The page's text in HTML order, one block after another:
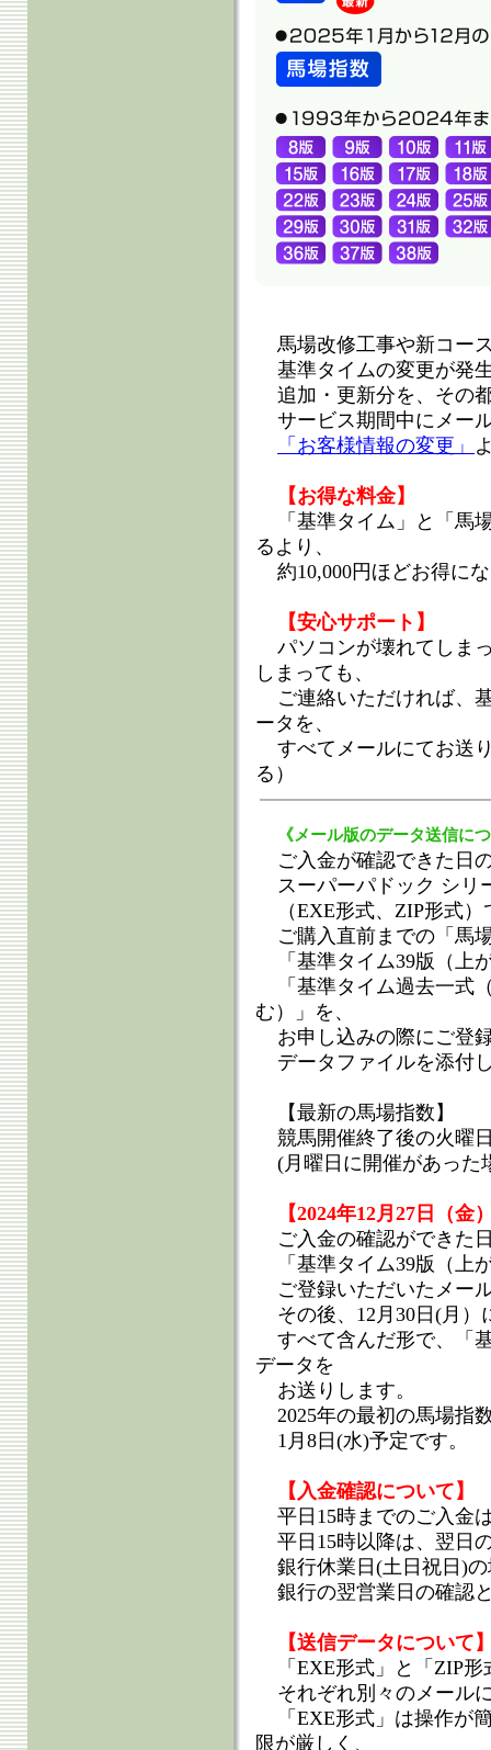
馬場改修工事や新コー
基準タイムの変更が発
追加・更新分を、その
サービス期間中にメー
「お客様情報の変更」
【お得な料金】
「基準タイム」と「馬
るより、
約10,000円ほどお得に
【安心サポート】
パソコンが壊れてしま
しまっても、
ご連絡いただければ、
ータを、
すべてメールにてお送
る）
《メール版のデータ送信に
ご入金が確認できた日
スーパーパドック シリ
（EXE形式、ZIP形式）
ご購入直前までの「馬
「基準タイム39版（上
「基準タイム過去一式
む）」を、
お申し込みの際にご登
データファイルを添付
【最新の馬場指数】
競馬開催終了後の火曜
(月曜日に開催があった
【2024年12月27日（
ご入金の確認ができた
「基準タイム39版（上
ご登録いただいたメー
その後、12月30日(月）
すべて含んだ形で、「
データを
お送りします。
2025年の最初の馬場指
1月8日(水)予定です。
【入金確認について】
平日15時までのご入金
平日15時以降は、翌日
銀行休業日(土日祝日)
銀行の翌営業日の確認
【送信データについて
「EXE形式」と「ZIP
それぞれ別々のメール
「EXE形式」は操作が
限が厳しく、